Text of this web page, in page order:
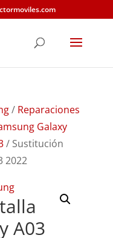
/ Reparaciones
Galaxy
/ Sustitución
2022
A03